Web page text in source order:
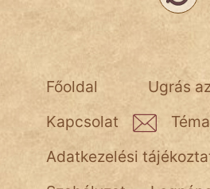
Jób Gedeon
mikkamakka
vörös ördög
nagyöreg
Ugrás
Főoldal
Kapcsolat
Adatkezelési